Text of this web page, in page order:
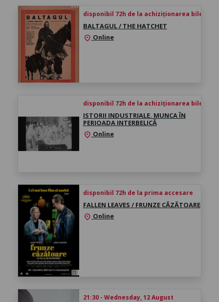
disponibil 72h de la achiziționarea biletului
BALTAGUL / THE HATCHET
location_on Online
disponibil 72h de la achiziționarea biletului
ISTORII INDUSTRIALE. MUNCA ÎN
PERIOADA INTERBELICĂ
location_on Online
disponibil 72h de la prima accesare
FALLEN LEAVES / FRUNZE CĂZĂTOARE
location_on Online
21:30 - Wednesday, 12 August